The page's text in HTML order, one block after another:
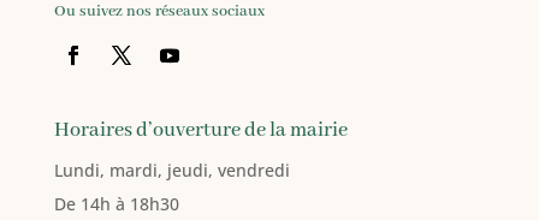
Ou suivez nos réseaux sociaux
Horaires d’ouverture de la mairie
Lundi, mardi, jeudi, vendredi
De 14h à 18h30